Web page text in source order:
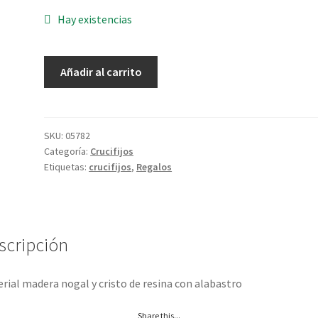
Hay existencias
Añadir al carrito
SKU:05782
Categoría: Crucifijos
Etiquetas: crucifijos, Regalos
madera nogal y cristo de resina con alabastro
Share this...